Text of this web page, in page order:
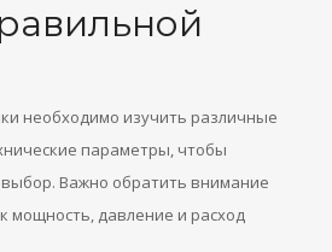
необходимо изучить различные
параметры, чтобы
Важно обратить внимание
мощность, давление и расход